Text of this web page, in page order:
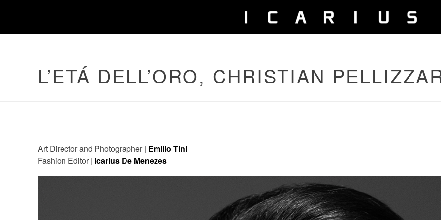
L’ETÁ DELL’ORO, CHRISTIAN
Art Director and Photographer | Emilio Tini
Fashion Editor | Icarius De Menezes